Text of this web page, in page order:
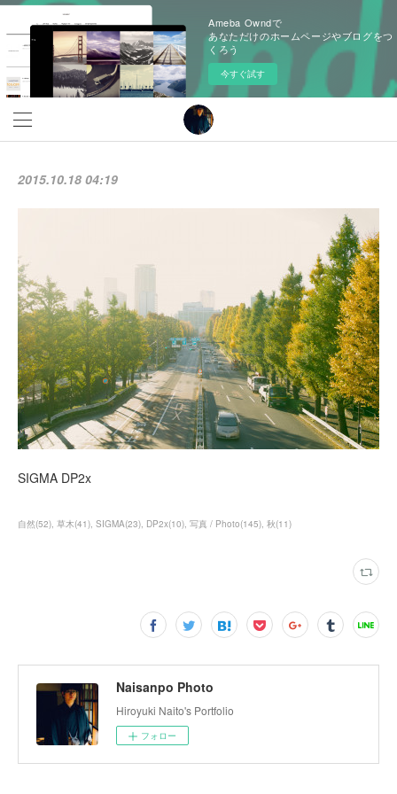
Ameba Owndで
あなただけのホームページやブログをつ
くろう
今すぐ試す
2015.10.18 04:19
SIGMA DP2x
自然(52) 草木(41) SIGMA(23) DP2x(10) 写真 / Photo(145) 秋(11)
Naisanpo Photo
Hiroyuki Naito's Portfolio
フォロー